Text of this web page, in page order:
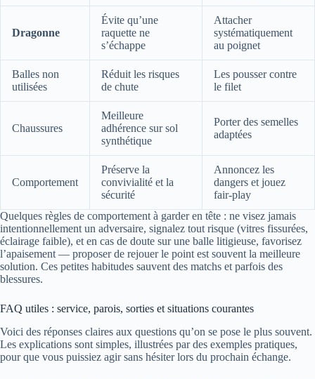
Dragonne
Évite qu’une
raquette ne
s’échappe
Attacher
systématiquement
au poignet
Balles non
utilisées
Réduit les risques
de chute
Les pousser contre
le filet
Chaussures
Meilleure
adhérence sur sol
synthétique
Porter des semelles
adaptées
Comportement
Préserve la
convivialité et la
sécurité
Annoncez les
dangers et jouez
fair-play
Quelques règles de comportement à garder en tête : ne visez jamais
intentionnellement un adversaire, signalez tout risque (vitres fissurées,
éclairage faible), et en cas de doute sur une balle litigieuse, favorisez
l’apaisement — proposer de rejouer le point est souvent la meilleure
solution. Ces petites habitudes sauvent des matchs et parfois des
blessures.
FAQ utiles : service, parois, sorties et situations courantes
Voici des réponses claires aux questions qu’on se pose le plus souvent.
Les explications sont simples, illustrées par des exemples pratiques,
pour que vous puissiez agir sans hésiter lors du prochain échange.